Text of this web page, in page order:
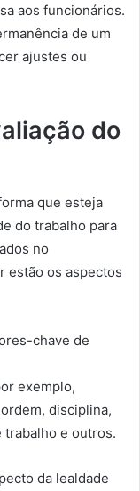
aos funcionários.
de um
ajustes ou
do
que esteja
do trabalho para
no
estão os aspectos
chave de
exemplo,
disciplina,
trabalho e outros.
da lealdade